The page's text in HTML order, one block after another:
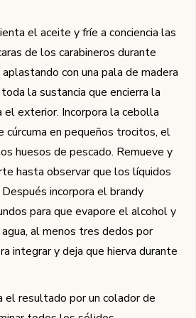
el aceite y fríe a conciencia las
de los carabineros durante
con una pala de madera
la sustancia que encierra la
el exterior. Incorpora la cebolla
cúrcuma en pequeños trocitos, el
huesos de pescado. Remueve y
hasta observar que los líquidos
incorpora el brandy
para que evapore el alcohol y
al menos tres dedos por
integrar y deja que hierva durante
el resultado por un colador de